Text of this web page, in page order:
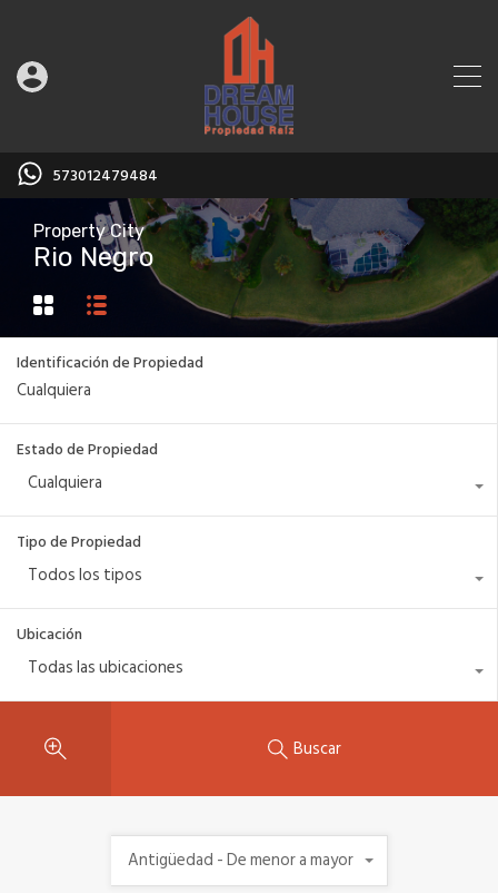
573012479484
Property City
Rio Negro
Identificación de Propiedad
Estado de Propiedad
Cualquiera
Tipo de Propiedad
Todos los tipos
Ubicación
Todas las ubicaciones
Buscar
Antigüedad - De menor a mayor